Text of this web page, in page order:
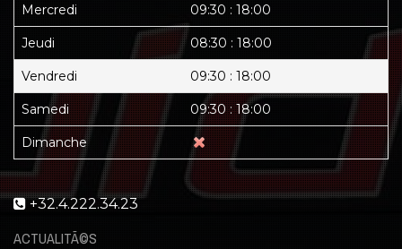
Mercredi 09:30 : 18:00
Jeudi 08:30 : 18:00
Vendredi 09:30 : 18:00
Samedi 09:30 : 18:00
Dimanche
+32.4.222.34.23
ACTUALITÃ©S